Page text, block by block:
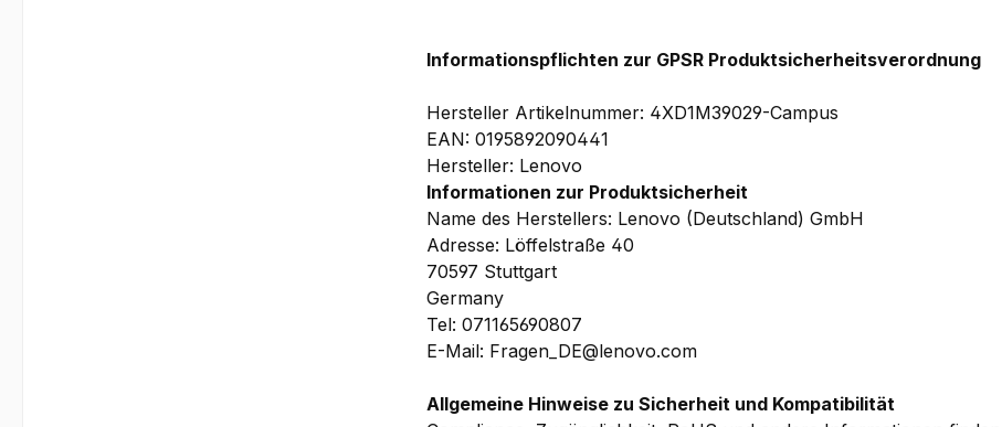
Informationspflichten zur GPSR Produktsicherheitsverordnung
Hersteller Artikelnummer: 4XD1M39029-Campus
EAN: 0195892090441
Hersteller: Lenovo
Informationen zur Produktsicherheit
Name des Herstellers: Lenovo (Deutschland) GmbH
Adresse: Löffelstraße 40
70597 Stuttgart
Germany
Tel: 071165690807
E-Mail: Fragen_DE@lenovo.com
Allgemeine Hinweise zu Sicherheit und Kompatibilität